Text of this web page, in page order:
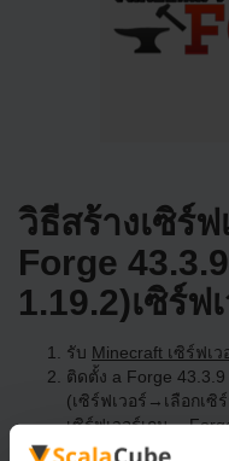
วิธีสร้างเซิร์
Forge
1.19.2)เซิร์ฟ
รับ Minecraft เซิร์ฟเว
ติดตั้ง a Forge
(เซิร์ฟเวอร์→เลือกเ
เซิร์ฟเวอร์เกม→
สนุกกับการเล่นบนเซิร์